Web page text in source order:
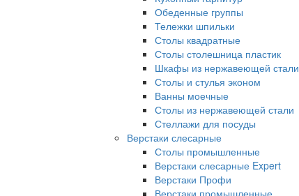
Обеденные группы
Тележки шпильки
Столы квадратные
Столы столешница пластик
Шкафы из нержавеющей стали
Столы и стулья эконом
Ванны моечные
Столы из нержавеющей стали
Стеллажи для посуды
Верстаки слесарные
Столы промышленные
Верстаки слесарные Expert
Верстаки Профи
Верстаки промышленные